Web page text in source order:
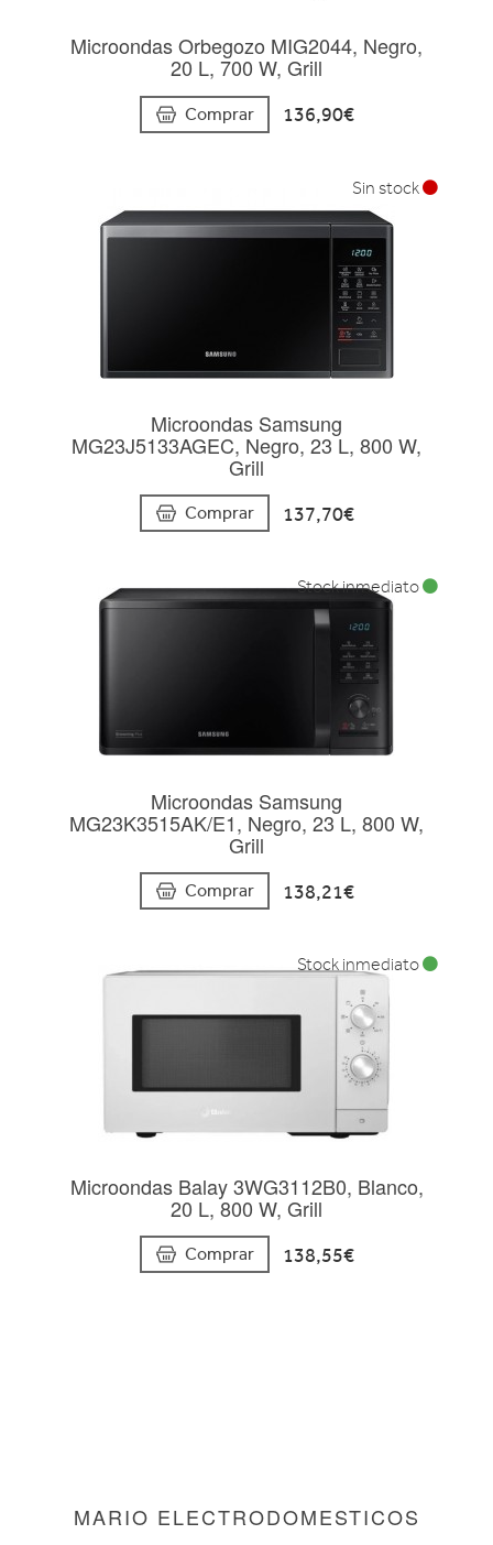
Microondas Orbegozo MIG2044, Negro,
20 L, 700 W, Grill
Comprar 136,90€
Microondas Samsung
MG23J5133AGEC, Negro, 23 L, 800 W,
Grill
Comprar 137,70€
Sin stock
Microondas Samsung
MG23K3515AK/E1, Negro, 23 L, 800 W,
Grill
Comprar 138,21€
Stock inmediato
Microondas Balay 3WG3112B0, Blanco,
20 L, 800 W, Grill
Comprar 138,55€
Stock inmediato
MARIO ELECTRODOMESTICOS